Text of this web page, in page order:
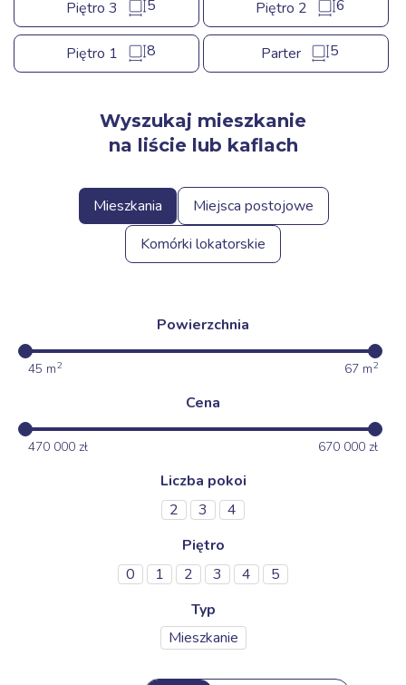
Piętro 3
5
5
Piętro 2
6
6
Piętro 1
8
Parter
5
Wyszukaj mieszkanie
na liście lub kaflach
Mieszkania
Miejsca postojowe
Komórki lokatorskie
Typ
Mieszkanie
Powierzchnia
45 m2 67 m2
Cena
470 000 zł 670 000 zł
Liczba pokoi
2
3
4
Piętro
0
1 2 3 4 5